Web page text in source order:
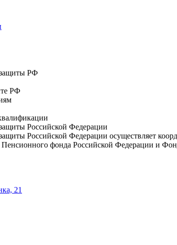
защиты РФ
РФ
Российской Федерации
Российской Федерации осуществляет
фонда Российской Федерации и
21